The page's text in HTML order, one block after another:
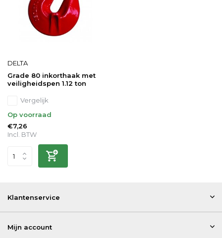
DELTA
Grade 80 inkorthaak met
veiligheidspen 1.12 ton
Vergelijk
Op voorraad
€7,26
Incl. BTW
Klantenservice
Mijn account